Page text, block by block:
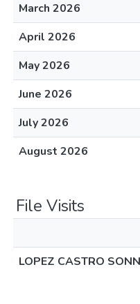
March 2026
April 2026
May 2026
June 2026
July 2026
August 2026
File Visits
LOPEZ CASTRO